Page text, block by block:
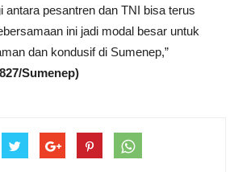
antara pesantren dan TNI bisa terus
ini jadi modal besar untuk
dan kondusif di Sumenep,”
Sumenep)